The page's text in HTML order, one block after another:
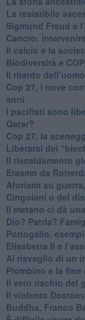
​La resistibile
Sigmund Freud e
Cancro:
​Il calcio e la
Biodiversità e
​Il ritardo
​Cop 27, i nove
anni
​I pacifisti sono
Qatar?
​Cop 27, la
​Liberarsi dei
Il riscaldamento
​Erasmo da
​Aforismi su
Cingolani o del
​Il metano ci dà
​Dio? Patria?
Portogallo,
​Elisabetta II e
Al risveglio di un
​Piombino e la fine
​Il vero rischio del
​Il violento
​Buddha, Franco